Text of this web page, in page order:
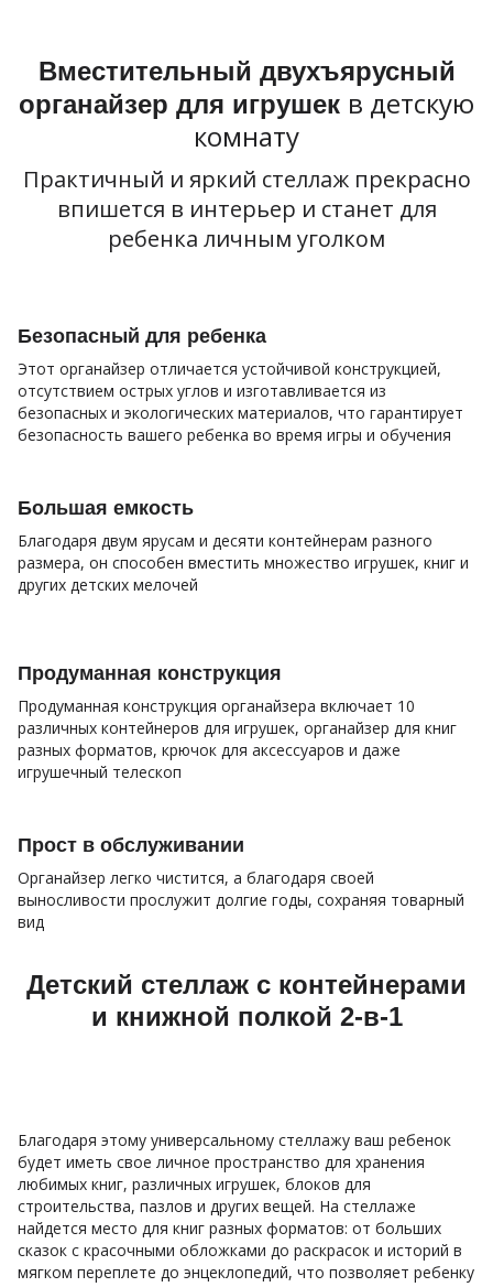
Вместительный двухъярусный
органайзер для игрушек в детскую
комнату
Практичный и яркий стеллаж прекрасно
впишется в интерьер и станет для
ребенка личным уголком
Безопасный для ребенка
Этот органайзер отличается устойчивой конструкцией,
отсутствием острых углов и изготавливается из
безопасных и экологических материалов, что гарантирует
безопасность вашего ребенка во время игры и обучения
Большая емкость
Благодаря двум ярусам и десяти контейнерам разного
размера, он способен вместить множество игрушек, книг и
других детских мелочей
Продуманная конструкция
Продуманная конструкция органайзера включает 10
различных контейнеров для игрушек, органайзер для книг
разных форматов, крючок для аксессуаров и даже
игрушечный телескоп
Прост в обслуживании
Органайзер легко чистится, а благодаря своей
выносливости прослужит долгие годы, сохраняя товарный
вид
Детский стеллаж с контейнерами
и книжной полкой 2-в-1
Благодаря этому универсальному стеллажу ваш ребенок
будет иметь свое личное пространство для хранения
любимых книг, различных игрушек, блоков для
строительства, пазлов и других вещей. На стеллаже
найдется место для книг разных форматов: от больших
сказок с красочными обложками до раскрасок и историй в
мягком переплете до энцеклопедий, что позволяет ребенку